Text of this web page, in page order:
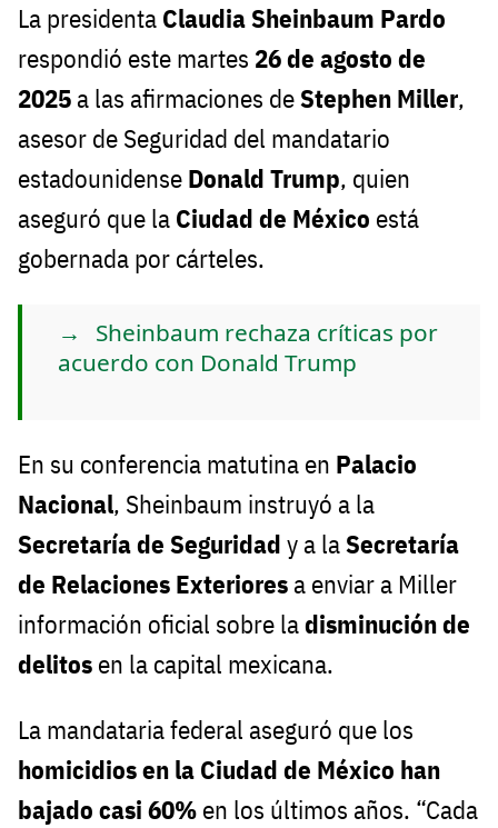
La presidenta Claudia Sheinbaum Pardo
respondió este martes 26 de agosto de
2025 a las afirmaciones deStephen Miller,
asesor de Seguridad del mandatario
estadounidense Donald Trump, quien
aseguró que la Ciudad de México está
gobernada por cárteles.
Sheinbaum rechaza críticas por
acuerdo con Donald Trump
En su conferencia matutina en Palacio
Nacional, Sheinbaum instruyó a la
Secretaría de Seguridad y a laSecretaría
de Relaciones Exteriores a enviar a Miller
información oficial sobre ladisminución de
delitos en la capital mexicana.
La mandataria federal aseguró que los
homicidios en la Ciudad de México han
bajado casi 60% en los últimos años. “Cada